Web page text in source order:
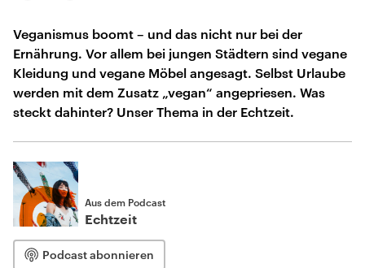
Veganismus boomt – und das nicht nur bei der
Ernährung. Vor allem bei jungen Städtern sind vegane
Kleidung und vegane Möbel angesagt. Selbst Urlaube
werden mit dem Zusatz „vegan“ angepriesen. Was
steckt dahinter? Unser Thema in der Echtzeit.
Aus dem Podcast
Echtzeit
Podcast abonnieren